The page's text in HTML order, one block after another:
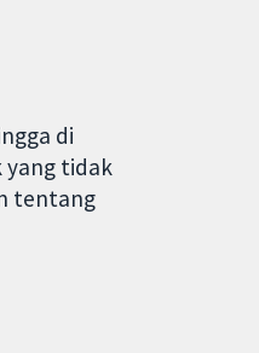
di
yang tidak
tentang